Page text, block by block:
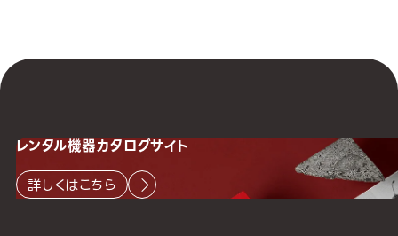
レンタル機器カタログサイト
詳しくはこちら